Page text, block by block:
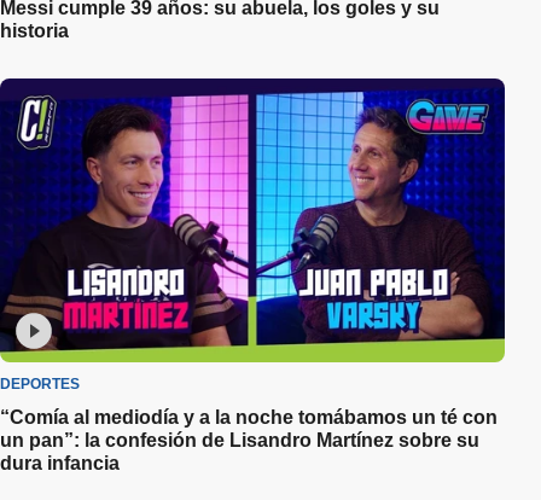
Messi cumple 39 años: su abuela, los goles y su
historia
DEPORTES
“Comía al mediodía y a la noche tomábamos un té con
un pan”: la confesión de Lisandro Martínez sobre su
dura infancia